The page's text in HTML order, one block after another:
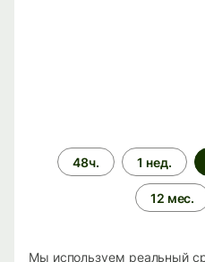
Период
времени
48ч. 1 нед.
12 мес.
Мы используем реальный